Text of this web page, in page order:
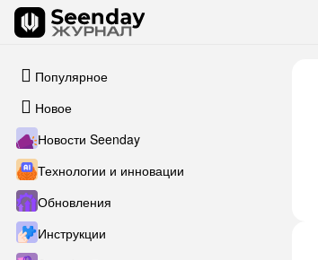
Популярное
Новое
Новости Seenday
Технологии и инновации
Обновления
Инструкции